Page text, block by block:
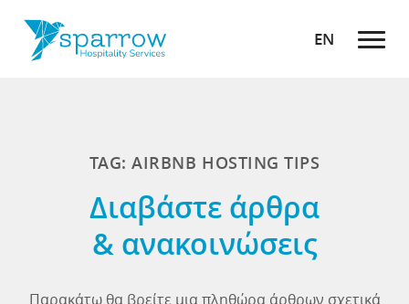
EN
TAG: AIRBNB HOSTING TIPS
Διαβάστε άρθρα
& ανακοινώσεις
Παρακάτω θα βρείτε μια πληθώρα άρθρων σχετικά